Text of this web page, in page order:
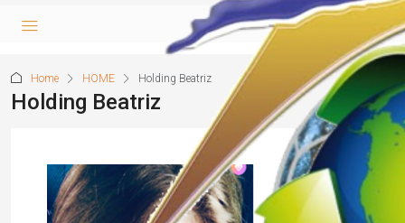
Home HOME Holding Beatriz
Holding Beatriz